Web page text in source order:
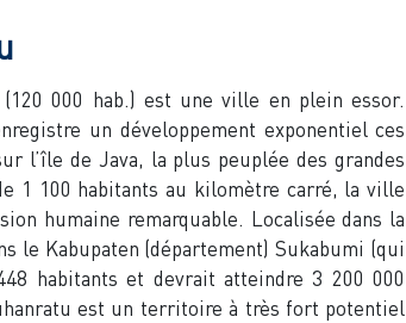
000 hab.) est une ville en plein essor.
un développement exponentiel ces
l’île de Java, la plus peuplée des grandes
1 100 habitants au kilomètre carré, la ville
humaine remarquable. Localisée dans la
le Kabupaten (département) Sukabumi (qui
habitants et devrait atteindre 3 200 000
est un territoire à très fort potentiel